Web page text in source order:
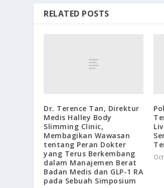
RELATED POSTS
Dr. Terence Tan, Direktur
Medis Halley Body
Slimming Clinic,
Membagikan Wawasan
tentang Peran Dokter
yang Terus Berkembang
dalam Manajemen Berat
Badan Medis dan GLP-1 RA
pada Sebuah Simposium